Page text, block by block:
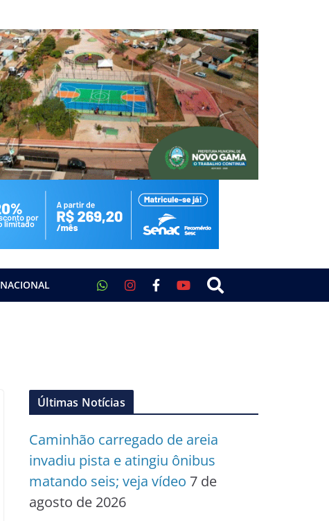
Últimas Notícias
Caminhão carregado de areia
invadiu pista e atingiu ônibus
matando seis; veja vídeo 7 de
agosto de 2026